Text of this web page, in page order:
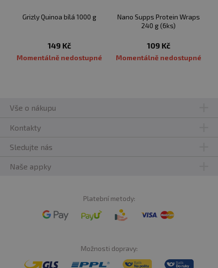
Grizly Quinoa bílá 1000 g
149 Kč
Momentálně nedostupné
Nano Supps Protein Wraps
240 g (6ks)
109 Kč
Momentálně nedostupné
Vše o nákupu
Kontakty
Sledujte nás
Naše appky
Platební metody:
Možnosti dopravy: